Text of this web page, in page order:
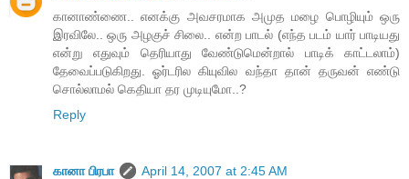
கானாண்ணை.. எனக்கு அவசரமாக அமுத மழை பொழியும் ஒரு
இரவிலே.. ஒரு அழகுச் சிலை.. என்ற பாடல் (எந்த படம் யார் பாடியது
என்று எதுவும் தெரியாது வேண்டுமென்றால் பாடிக் காட்டலாம்)
தேவைப்படுகிறது. ஓர்டரில கியுவில வந்தா தான் தருவன் எண்டு
சொல்லாமல் கெதியா தர முடியுமோ..?
Reply
கானா பிரபா
April 14, 2007 at 2:45 AM